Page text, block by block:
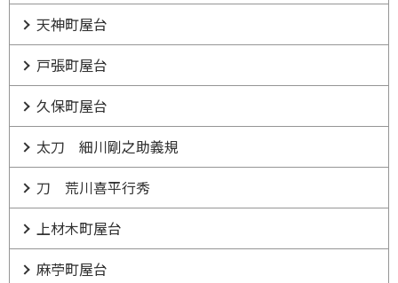
天神町屋台
戸張町屋台
久保町屋台
太刀 細川剛之助義規
刀 荒川喜平行秀
上材木町屋台
麻苧町屋台